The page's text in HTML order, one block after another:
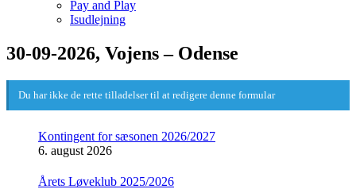
Pay and Play
Isudlejning
30-09-2026, Vojens – Odense
Du har ikke de rette tilladelser til at redigere denne formular
Kontingent for sæsonen 2026/2027
6. august 2026
Årets Løveklub 2025/2026